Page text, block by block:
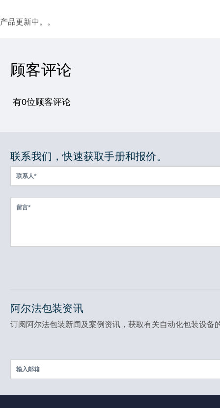
产品更新中。。
顾客评论
有0位顾客评论
联系我们，快速获取手册和报价。
阿尔法包装资讯
订阅阿尔法包装新闻及案例资讯，获取有关自动化包装设备